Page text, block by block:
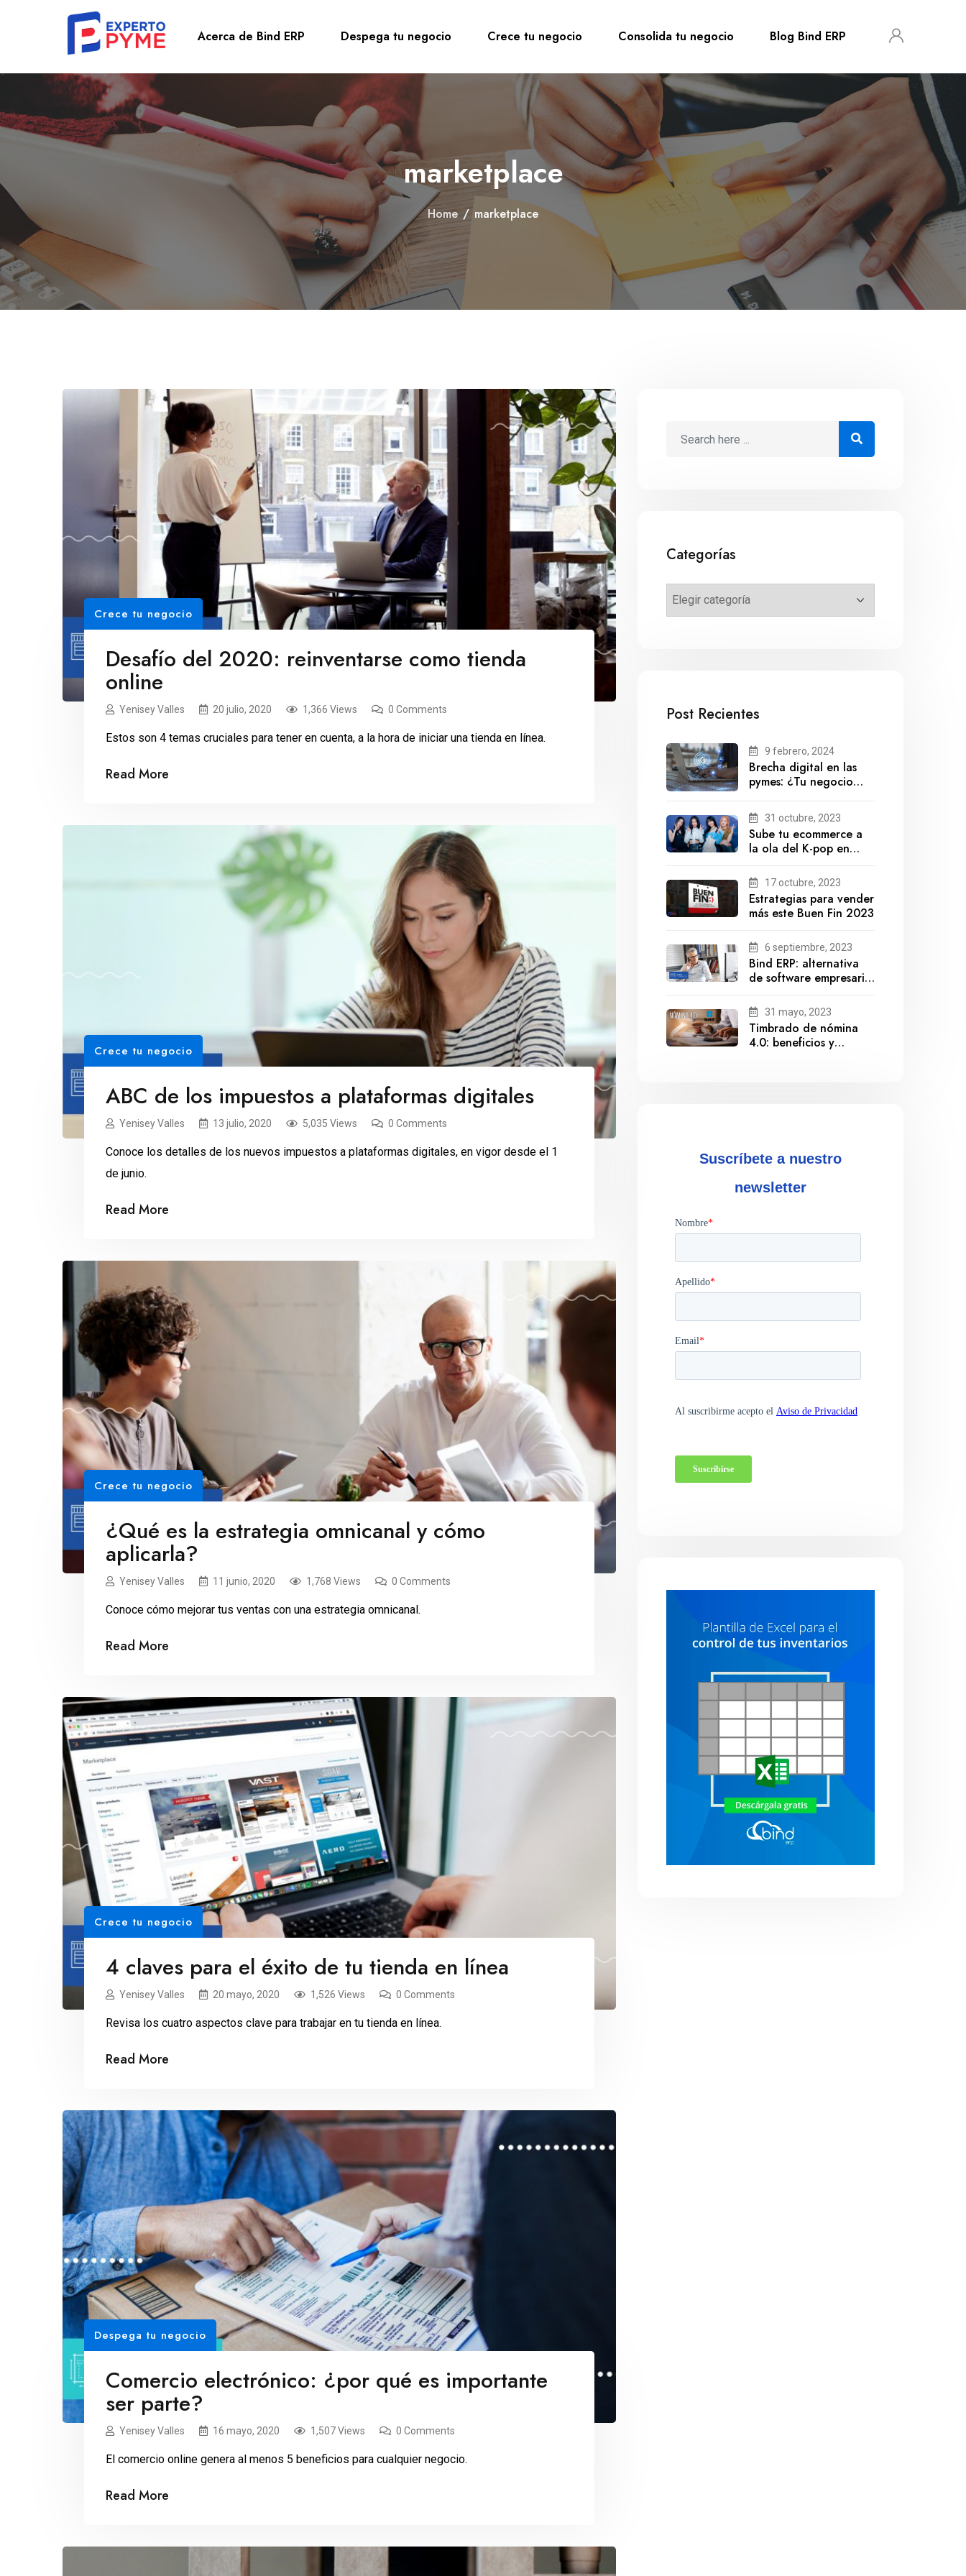
Acerca de Bind ERP Despega tu negocio Crece tu negocio Consolida tu negocio Blog Bind ERP
marketplace
Home / marketplace
Crece tu negocio
Desafío del 2020: reinventarse como tienda
online
Yenisey Valles 20 julio, 2020 1,366 Views 0 Comments
Estos son 4 temas cruciales para tener en cuenta, a la hora de iniciar una tienda en línea.
Read More
Crece tu negocio
ABC de los impuestos a plataformas digitales
Yenisey Valles 13 julio, 2020 5,035 Views 0 Comments
Conoce los detalles de los nuevos impuestos a plataformas digitales, en vigor desde el 1
de junio.
Read More
Crece tu negocio
¿Qué es la estrategia omnicanal y cómo
aplicarla?
Yenisey Valles 11 junio, 2020 1,768 Views 0 Comments
Conoce cómo mejorar tus ventas con una estrategia omnicanal.
Read More
Crece tu negocio
4 claves para el éxito de tu tienda en línea
Yenisey Valles 20 mayo, 2020 1,526 Views 0 Comments
Revisa los cuatro aspectos clave para trabajar en tu tienda en línea.
Read More
Despega tu negocio
Comercio electrónico: ¿por qué es importante
ser parte?
Yenisey Valles 16 mayo, 2020 1,507 Views 0 Comments
El comercio online genera al menos 5 beneficios para cualquier negocio.
Read More
Categorías
Post Recientes
9 febrero, 2024
Brecha digital en las
pymes: ¿Tu negocio
futuro?31 octubre, 2023
Sube tu ecommerce a
la ola del K-pop en
17 octubre, 2023
Estrategias para vender
más este Buen Fin 2023
6 septiembre, 2023
Bind ERP: alternativa
de software empresarial
Gestionix
31 mayo, 2023
Timbrado de nómina
4.0: beneficios y
Suscríbete a nuestro
newsletter